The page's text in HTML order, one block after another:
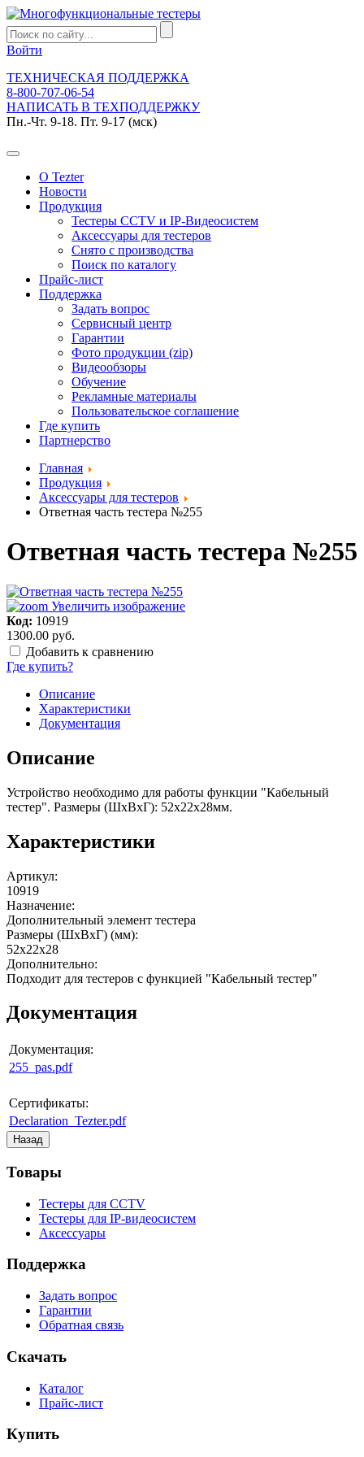
Войти
ТЕХНИЧЕСКАЯ ПОДДЕРЖКА
8-800-707-06-54
НАПИСАТЬ В ТЕХПОДДЕРЖКУ
Пн.-Чт. 9-18. Пт. 9-17 (мск)
О Tezter
Новости
Продукция
Тестеры CCTV и IP-Видеосистем
Аксессуары для тестеров
Снято с производства
Поиск по каталогу
Прайс-лист
Поддержка
Задать вопрос
Сервисный центр
Гарантии
Фото продукции (zip)
Видеообзоры
Обучение
Рекламные материалы
Пользовательское соглашение
Где купить
Партнерство
Главная
Продукция
Аксессуары для тестеров
Ответная часть тестера №255
Ответная часть тестера №255
Увеличить изображение
Код: 10919
1300.00 руб.
Добавить к сравнению
Где купить?
Описание
Характеристики
Документация
Описание
Устройство необходимо для работы функции "Кабельный
тестер". Размеры (ШхВхГ): 52x22x28мм.
Характеристики
Артикул:
10919
Назначение:
Дополнительный элемент тестера
Размеры (ШхВхГ) (мм):
52x22x28
Дополнительно:
Подходит для тестеров с функцией "Кабельный тестер"
Документация
Документация:
255_pas.pdf
Сертификаты:
Declaration_Tezter.pdf
Товары
Тестеры для CCTV
Тестеры для IP-видеосистем
Аксессуары
Поддержка
Задать вопрос
Гарантии
Обратная связь
Скачать
Каталог
Прайс-лист
Купить